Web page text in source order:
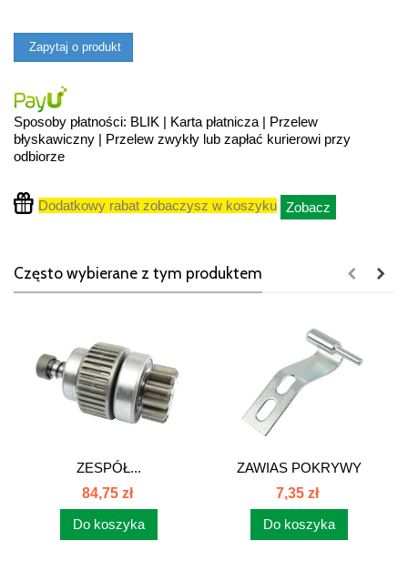
Zapytaj o produkt
Sposoby płatności: BLIK | Karta płatnicza | Przelew
błyskawiczny | Przelew zwykły lub zapłać kurierowi przy
odbiorze
Dodatkowy rabat zobaczysz w koszyku Zobacz
Często wybierane z tym produktem
ZESPÓŁ...
84,75 zł
Do koszyka
ZAWIAS POKRYWY
PRAWA MASKI C-385...
7,35 zł
Do koszyka